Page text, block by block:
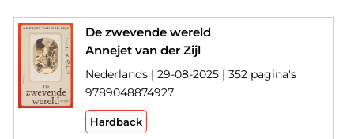
De zwevende wereld
Annejet van der Zijl
Nederlands | 29-08-2025 | 352 pagina's
9789048874927
Hardback